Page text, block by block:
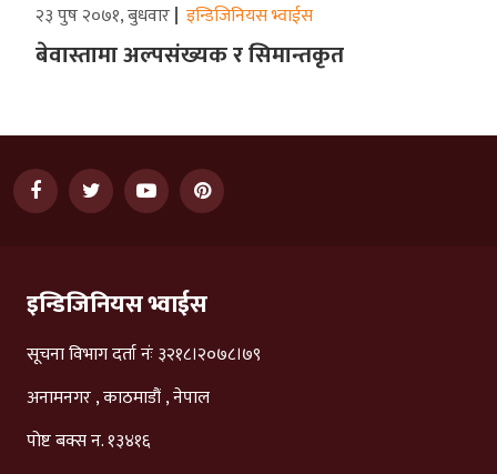
२३ पुष २०७१, बुधवार इन्डिजिनियस भ्वाईस
बेवास्तामा अल्पसंख्यक र सिमान्तकृत
इन्डिजिनियस भ्वाईस
सूचना विभाग दर्ता नंः ३२१८।२०७८।७९
अनामनगर , काठमाडौं , नेपाल
पोष्ट बक्स न. १३४१६